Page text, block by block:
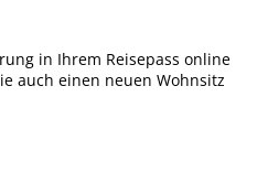
und Jugendliche
in Ihrem Reisepass online
auch einen neuen Wohnsitz